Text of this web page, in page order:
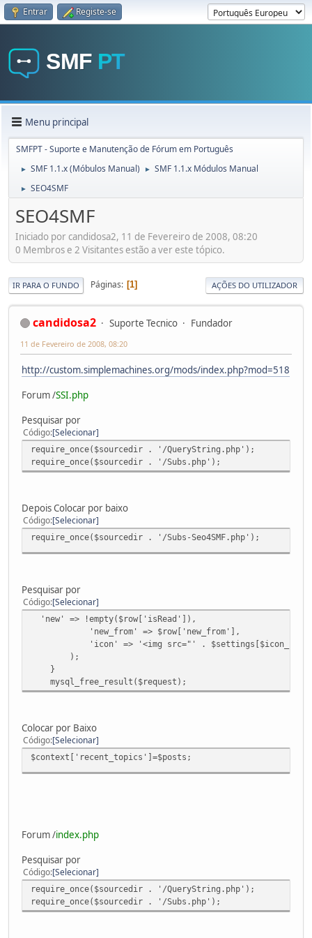
Entrar Registe-se
Menu principal
SMFPT - Suporte e Manutenção de Fórum em Português
► SMF 1.1.x (Móbulos Manual) ► SMF 1.1.x Módulos Manual
► SEO4SMF
SEO4SMF
Iniciado por candidosa2, 11 de Fevereiro de 2008, 08:20
0 Membros e 2 Visitantes estão a ver este tópico.
IR PARA O FUNDO Páginas 1 AÇÕES DO UTILIZADOR
candidosa2 Suporte Tecnico Fundador
11 de Fevereiro de 2008, 08:20
http://custom.simplemachines.org/mods/index.php?mod=518
Forum /SSI.php
Pesquisar por
Código Selecionar
require_once($sourcedir . '/QueryString.php');
require_once($sourcedir . '/Subs.php');
Depois Colocar por baixo
Código Selecionar
require_once($sourcedir . '/Subs-Seo4SMF.php');
Pesquisar por
Código Selecionar
'new' => !empty($row['isRead']),
'new_from' => $row['new_from'],
'icon' => '<img src="' .
);
}
mysql_free_result($request);
Colocar por Baixo
Código Selecionar
$context['recent_topics']=$posts;
Forum /index.php
Pesquisar por
Código Selecionar
require_once($sourcedir . '/QueryString.php');
require_once($sourcedir . '/Subs.php');